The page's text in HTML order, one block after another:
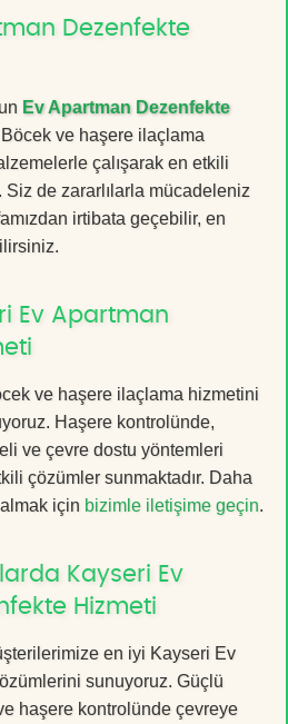
Dezenfekte
Ev Apartman Dezenfekte
ve haşere ilaçlama
çalışarak en etkili
Siz de zararlılarla mücadeleniz
irtibata geçebilir, en
Ev Apartman
ve haşere ilaçlama hizmetini
Haşere kontrolünde,
ve çevre dostu yöntemleri
çözümler sunmaktadır. Daha
için bizimle iletişime geçin.
Kayseri Ev
Hizmeti
en iyi Kayseri Ev
sunuyoruz. Güçlü
haşere kontrolünde çevreye